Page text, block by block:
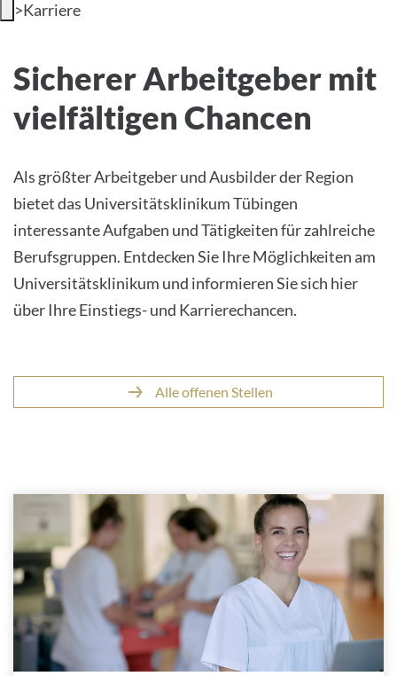
INTERNATIONALE PFLEGENDE
Deutsch
Impressum
>Karriere
Offene Jobs
Sicherer Arbeitgeber mit
vielfältigen Chancen
Als größter Arbeitgeber und Ausbilder der Region
bietet das Universitätsklinikum Tübingen
interessante Aufgaben und Tätigkeiten für zahlreiche
Berufsgruppen. Entdecken Sie Ihre Möglichkeiten am
Universitätsklinikum und informieren Sie sich hier
über Ihre Einstiegs- und Karrierechancen.
Alle offenen Stellen